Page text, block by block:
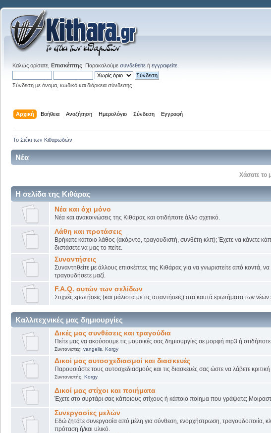
Καλώς ορίσατε, Επισκέπτης . Παρακαλούμε συνδεθείτε ή εγγραφείτε
Σύνδεση με όνομα, κωδικό και διάρκεια σύνδεσης
Αρχική Βοήθεια Αναζήτηση Ημερολόγιο Σύνδεση Εγγραφή
Το Στέκι των Κιθαρωδών
Νέα
Χάσατε το
Η σελίδα της Κιθάρας
Νέα και όχι μόνο
Νέα και ανακοινώσεις της Κιθάρας και οτιδήποτε άλλο σχετικό.
Λάθη και προτάσεις
Βρήκατε κάποιο λάθος (ακόρντο, τραγουδιστή, συνθέτη κλπ); Έχετε να κάνετε
διστάσετε να μας το πείτε.
Συναντήσεις
Συναντηθείτε με άλλους επισκέπτες της Κιθάρας για να γνωριστείτε από κοντά,
τραγουδήσετε μαζί.
F.A.Q. αυτών των σελίδων
Συχνές ερωτήσεις (και μάλιστα με τις απαντήσεις) στα καυτά ερωτήματα των
Καλλιτεχνικές μας δημιουργίες
Δικές μας συνθέσεις και τραγούδια
Πείτε μας να ακούσουμε τις μουσικές σας δημιουργίες σε μορφή mp3 ή οτιδήποτε...
Συντονιστές: vangelis, Korgy
Δικοί μας αυτοσχεδιασμοί και διασκευές
Παρουσιάστε τους αυτοσχεδιασμούς και τις διασκευές σας ώστε να λάβετε
Συντονιστής: Korgy
Δικοί μας στίχοι και ποιήματα
Έχετε στο συρτάρι σας κάποιους στίχους ή κάποιο ποίημα που γράψατε;
Συνεργασίες μελών
Εδώ ζητάτε συνεργασία από μέλη για σύνθεση, ενορχήστρωση, τραγουδοποιία,
πρόταση ή/και υλικό.